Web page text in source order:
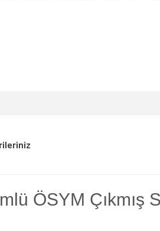
ÖSYM Çıkmış